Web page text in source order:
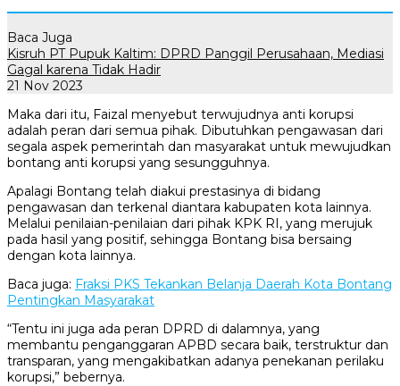
Baca Juga
Kisruh PT Pupuk Kaltim: DPRD Panggil Perusahaan, Mediasi
Gagal karena Tidak Hadir
21 Nov 2023
Maka dari itu, Faizal menyebut terwujudnya anti korupsi
adalah peran dari semua pihak. Dibutuhkan pengawasan dari
segala aspek pemerintah dan masyarakat untuk mewujudkan
bontang anti korupsi yang sesungguhnya.
Apalagi Bontang telah diakui prestasinya di bidang
pengawasan dan terkenal diantara kabupaten kota lainnya.
Melalui penilaian-penilaian dari pihak KPK RI, yang merujuk
pada hasil yang positif, sehingga Bontang bisa bersaing
dengan kota lainnya.
Baca juga: Fraksi PKS Tekankan Belanja Daerah Kota Bontang
Pentingkan Masyarakat
“Tentu ini juga ada peran DPRD di dalamnya, yang
membantu penganggaran APBD secara baik, terstruktur dan
transparan, yang mengakibatkan adanya penekanan perilaku
korupsi,” bebernya.